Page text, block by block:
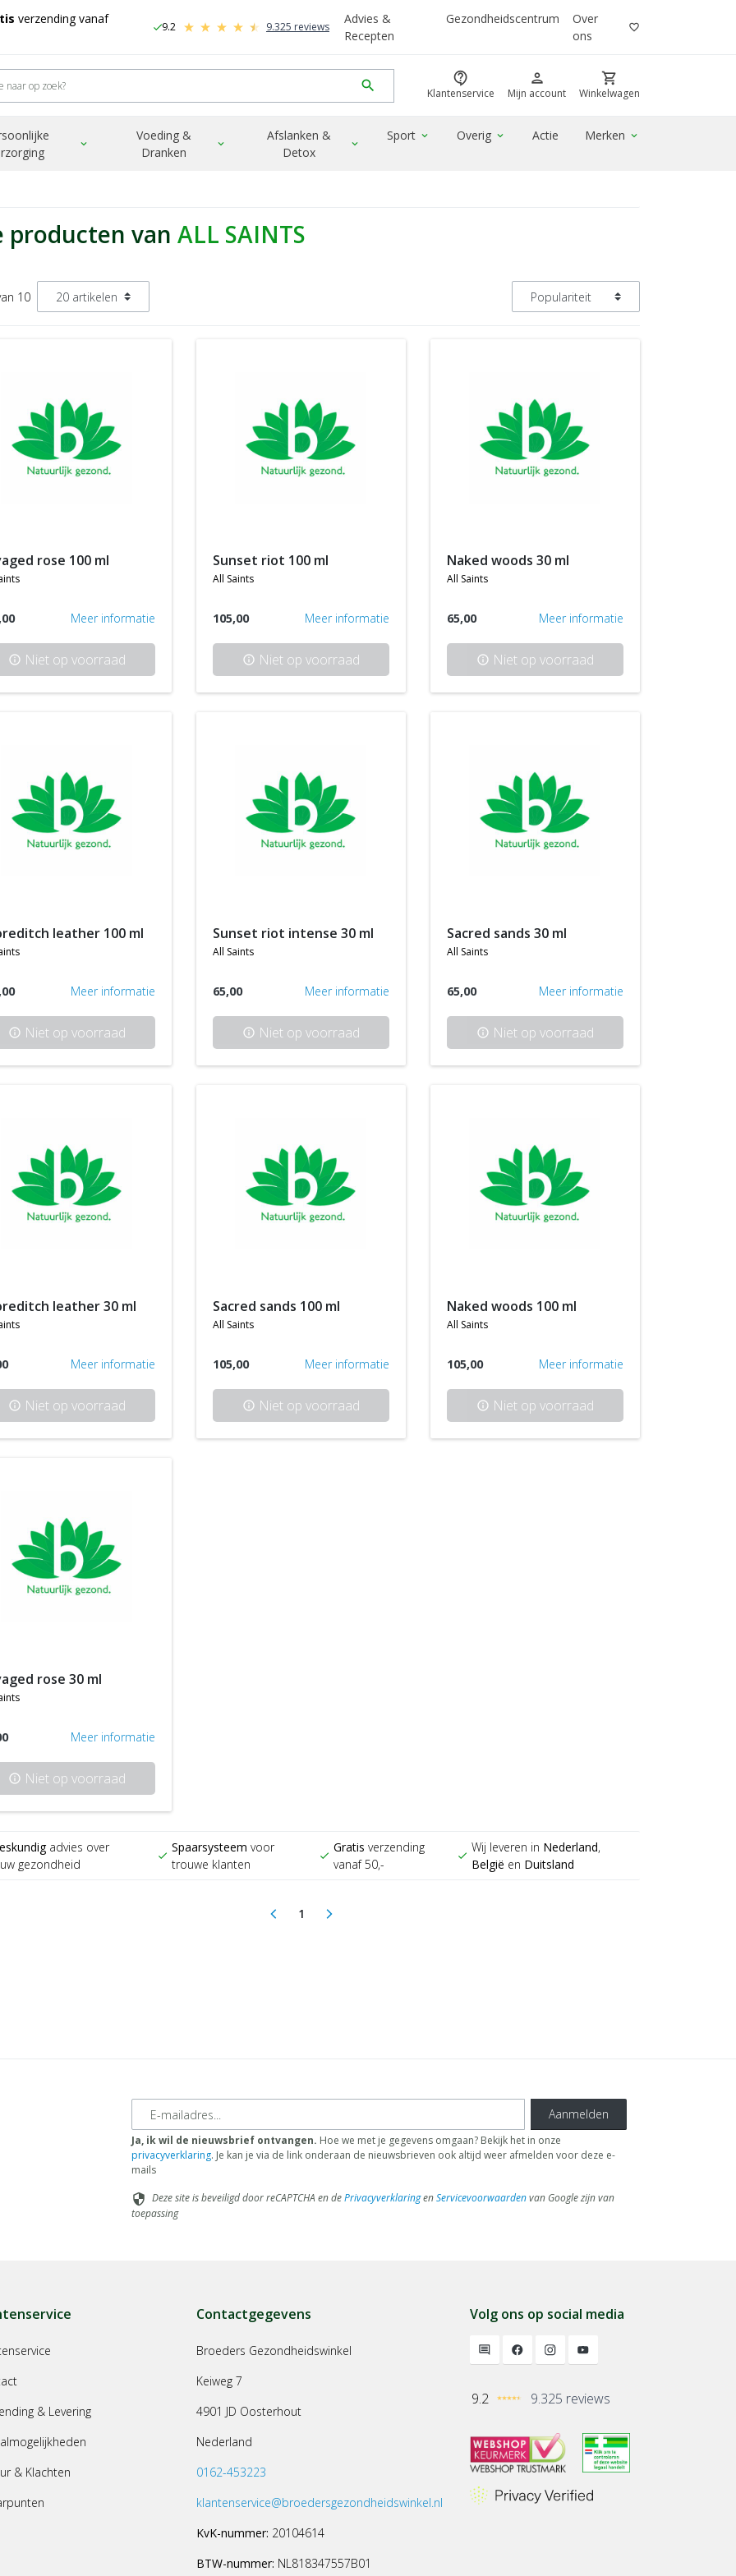
verzending vanaf
check9.2 9.325 reviews
Advies &
Recepten
Gezondheidscentrum
Over
ons
favorite_border
search contact_support
Klantenservice
person
Mijn account
shopping_cart
Winkelwagen
expand_more
Voeding &
Dranken
expand_more
Afslanken &
Detox
expand_more
Sport expand_more Overig expand_more Actie Merken expand_more
producten van ALL SAINTS
10
rose 100 ml
Meer informatie
info Niet op voorraad
sunset riot 100 ml
all saints
105,00 Meer informatie
info Niet op voorraad
naked woods 30 ml
all saints
65,00 Meer informatie
info Niet op voorraad
leather 100 ml
Meer informatie
info Niet op voorraad
sunset riot intense 30 ml
all saints
65,00 Meer informatie
info Niet op voorraad
sacred sands 30 ml
all saints
65,00 Meer informatie
info Niet op voorraad
leather 30 ml
Meer informatie
info Niet op voorraad
sacred sands 100 ml
all saints
105,00 Meer informatie
info Niet op voorraad
naked woods 100 ml
all saints
105,00 Meer informatie
info Niet op voorraad
rose 30 ml
Meer informatie
info Niet op voorraad
advies over
gezondheid
check
Spaarsysteem voor
trouwe klanten
check
Gratis verzending
vanaf 50,-
check
Wij leveren in Nederland,
België en Duitsland
arrow_back_ios 1(current)
arrow_forward_ios
E-mailadres Aanmelden
Ja, ik wil de nieuwsbrief ontvangen. Hoe we met je gegevens omgaan? Bekijk het in onze
privacyverklaring. Je kan je via de link onderaan de nieuwsbrieven ook altijd weer afmelden voor deze e-
mails
security Deze site is beveiligd door reCAPTCHA en dePrivacyverklaringenServicevoorwaardenvan Google zijn van
toepassing
& Levering
& Klachten
Contactgegevens
Broeders Gezondheidswinkel
Keiweg 7
4901 JD Oosterhout
Nederland
0162-453223
klantenservice@broedersgezondheidswinkel.nl
KvK-nummer: 20104614
BTW-nummer: NL818347557B01
Volg ons op social media
9.2 9.325 reviews